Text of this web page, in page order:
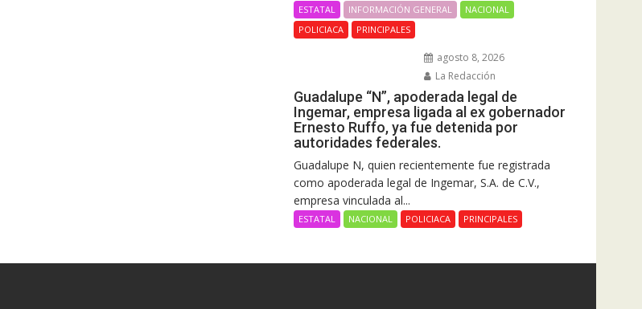
ESTATAL INFORMACIÓN GENERAL
NACIONAL
POLICIACA
PRINCIPALES
agosto 8, 2026
La Redacción
Guadalupe “N”, apoderada legal de
Ingemar, empresa ligada al ex gobernador
Ernesto Ruffo, ya fue detenida por
autoridades federales.
Guadalupe N, quien recientemente fue registrada
como apoderada legal de Ingemar, S.A. de C.V.,
empresa vinculada al...
ESTATAL NACIONAL POLICIACA PRINCIPALES